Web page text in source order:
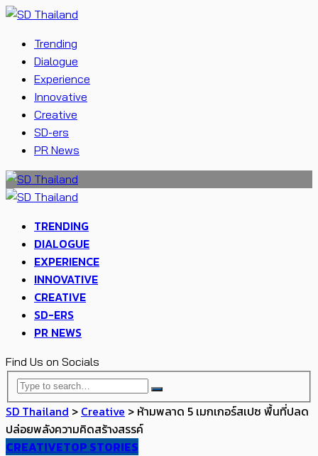
Trending
Dialogue
Experience
Innovative
Creative
SD-ers
PR News
TRENDING
DIALOGUE
EXPERIENCE
INNOVATIVE
CREATIVE
SD-ERS
PR NEWS
Find Us on Socials
SD Thailand > Creative > ห้ามพลาด 5 เมกเกอร์สเปซ พื้นที่ปลด
ปล่อยพลังความคิดสร้างสรรค์
CREATIVETOP STORIES